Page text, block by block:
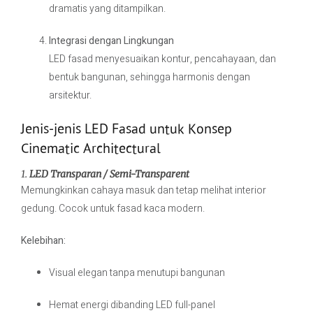
dramatis yang ditampilkan.
Integrasi dengan Lingkungan
LED fasad menyesuaikan kontur, pencahayaan, dan
bentuk bangunan, sehingga harmonis dengan
arsitektur.
Jenis-jenis LED Fasad untuk Konsep
Cinematic Architectural
1. LED Transparan / Semi-Transparent
Memungkinkan cahaya masuk dan tetap melihat interior
gedung. Cocok untuk fasad kaca modern.
Kelebihan:
Visual elegan tanpa menutupi bangunan
Hemat energi dibanding LED full-panel